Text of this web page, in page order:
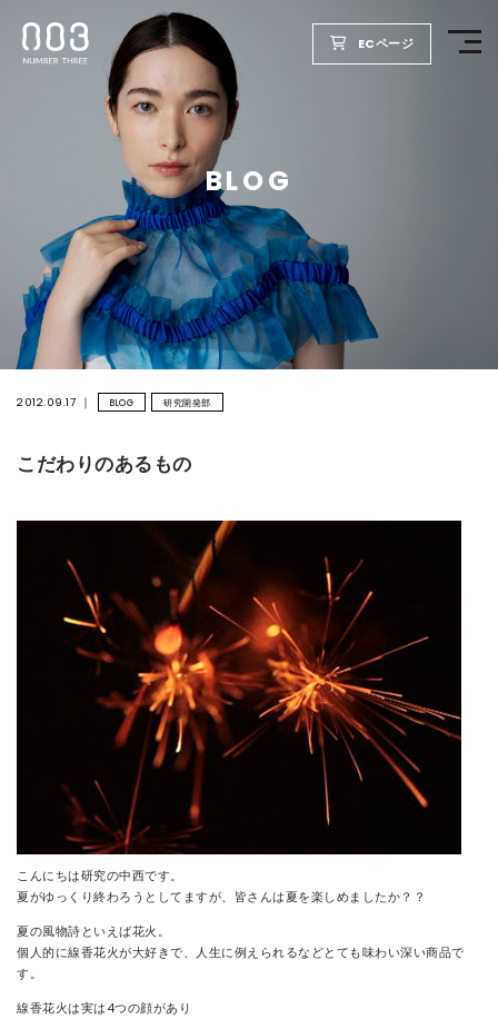
ECページ
BLOG
2012.09.17 BLOG 研究開発部
こだわりのあるもの
こんにちは研究の中西です。
夏がゆっくり終わろうとしてますが、皆さんは夏を楽しめましたか？？
夏の風物詩といえば花火。
個人的に線香花火が大好きで、人生に例えられるなどとても味わい深い商品で
す。
線香花火は実は4つの顔があり
TOP
PRODUCTS
WELLBEING REPORT
FOR SALON
COMPANY
CONTACT